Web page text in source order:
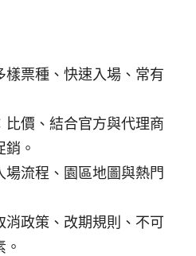
樣票種、快速入場、常有
比價、結合官方與代理商
。
場流程、園區地圖與熱門
消政策、改期規則、不可